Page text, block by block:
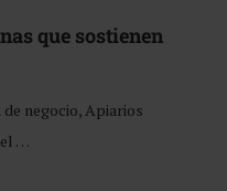
que sostienen
negocio, Apiarios
…